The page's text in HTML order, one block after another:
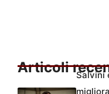
Articoli
Salvini